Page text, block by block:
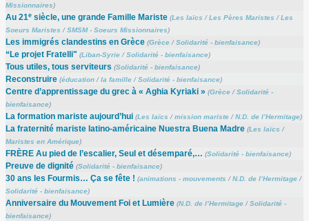
Missionnaires)
Au 21esiècle, une grande Famille Mariste (Les laïcs /Les Pères Maristes /Les
Soeurs Maristes /SMSM - Soeurs Missionnaires)
Les immigrés clandestins en Grèce (Grèce/Solidarité - bienfaisance)
“Le projet Fratelli" (Liban-Syrie/Solidarité - bienfaisance)
Tous utiles, tous serviteurs (Solidarité - bienfaisance)
Reconstruire (éducation/la famille/Solidarité - bienfaisance)
Centre d’apprentissage du grec à « Aghia Kyriaki » (Grèce/Solidarité -
bienfaisance)
La formation mariste aujourd’hui (Les laïcs /mission mariste/N.D. de l’Hermitage)
La fraternité mariste latino-américaine Nuestra Buena Madre (Les laïcs /
Maristes en Amérique)
FRÈRE Au pied de l’escalier, Seul et désemparé,… (Solidarité - bienfaisance)
Preuve de dignité (Solidarité - bienfaisance)
30 ans les Fourmis… Ça se fête ! (animations - mouvements /N.D. de l’Hermitage/
Solidarité - bienfaisance)
Anniversaire du Mouvement Foi et Lumière (N.D. de l’Hermitage/Solidarité -
bienfaisance)